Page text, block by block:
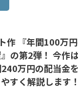
作 『年間100万
の第2弾！ 今作
万円の配当金
すく解説します！